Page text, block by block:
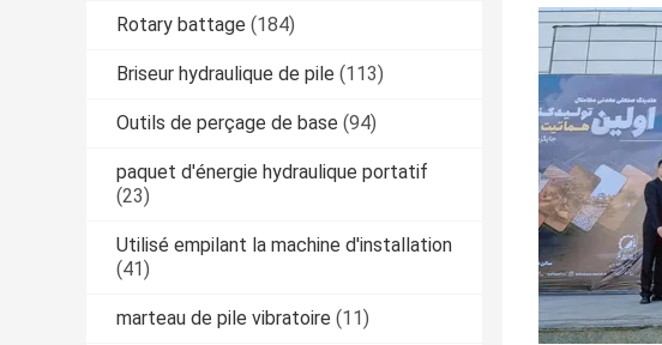
Rotary battage (184)
Briseur hydraulique de pile (113)
Outils de perçage de base (94)
paquet d'énergie hydraulique portatif
(23)
Utilisé empilant la machine d'installation
(41)
marteau de pile vibratoire (11)